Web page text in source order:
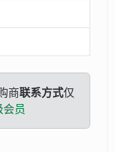
商联系方式仅
员